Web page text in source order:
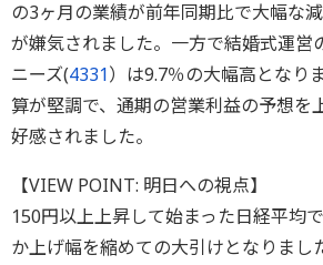
の3ヶ月の業績が前年同期比で大幅な
が嫌気されました。一方で結婚式運営
ニーズ(4331）は9.7％の大幅高となり
算が堅調で、通期の営業利益の予想を
好感されました。
【VIEW POINT: 明日への視点】
150円以上上昇して始まった日経平均
か上げ幅を縮めての大引けとなりまし